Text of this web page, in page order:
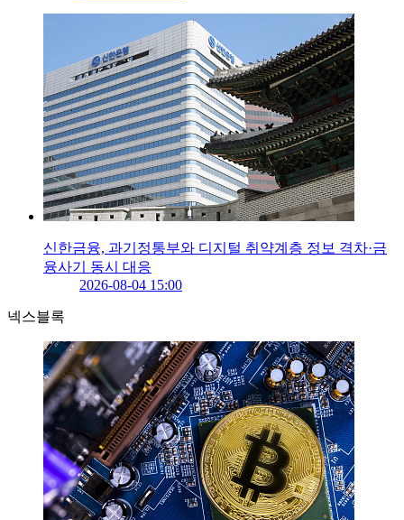
신한금융, 과기정통부와 디지털 취약계층 정보 격차·금
융사기 동시 대응
2026-08-04 15:00
넥스블록